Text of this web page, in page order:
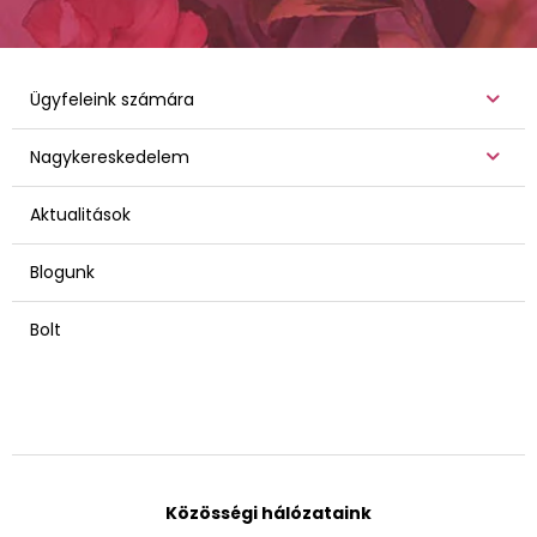
Ügyfeleink számára
Nagykereskedelem
Aktualitások
Blogunk
Bolt
Közösségi hálózataink